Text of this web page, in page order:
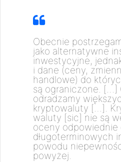
Obecnie
jako alternatywne
inwestycyjne,
i dane (ceny,
handlowe) do
są ograniczone. […]
odradzamy
kryptowaluty […].
waluty [sic] nie są
oceny odpowiednie
długoterminowych
powodu
powyżej.